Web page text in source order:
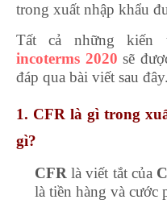
trong xuất nhập khẩu
Tất cả những
incoterms 2020 sẽ
đáp qua bài viết sau đây.
1. CFR là gì trong
gì?
CFR là viết tắt của
là tiền hàng và cước